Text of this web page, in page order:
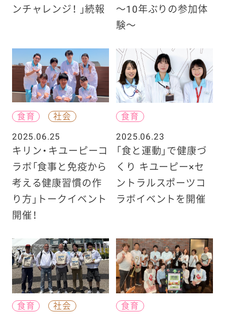
ンチャレンジ！ 」続報
〜10年ぶりの参加体
験〜
食育
社会
2025.06.25
キリン・キユーピーコ
ラボ「食事と免疫から
考える健康習慣の作
り方」トークイベント
開催！
食育
2025.06.23
「食と運動」で健康づ
くり キユーピー×セ
ントラルスポーツコ
ラボイベントを開催
食育
社会
食育